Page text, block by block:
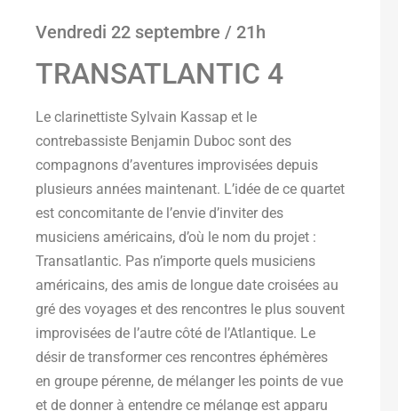
Vendredi 22 septembre / 21h
TRANSATLANTIC 4
Le clarinettiste Sylvain Kassap et le
contrebassiste Benjamin Duboc sont des
compagnons d’aventures improvisées depuis
plusieurs années maintenant. L’idée de ce quartet
est concomitante de l’envie d’inviter des
musiciens américains, d’où le nom du projet :
Transatlantic. Pas n’importe quels musiciens
américains, des amis de longue date croisées au
gré des voyages et des rencontres le plus souvent
improvisées de l’autre côté de l’Atlantique. Le
désir de transformer ces rencontres éphémères
en groupe pérenne, de mélanger les points de vue
et de donner à entendre ce mélange est apparu